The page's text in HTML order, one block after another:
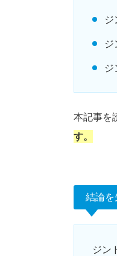
ジ
ジ
ジ
本記事を
す。
結論を
ジン